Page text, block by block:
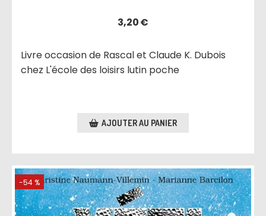
3,20€
Livre occasion de Rascal et Claude K. Dubois
chez L'école des loisirs lutin poche
AJOUTER AU PANIER
-54 %